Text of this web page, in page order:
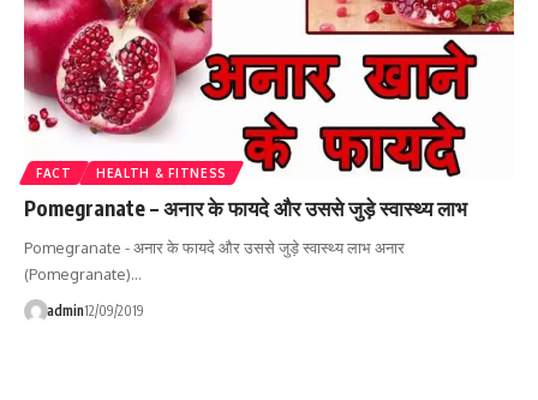
FACT HEALTH & FITNESS
Pomegranate – अनार के फायदे और उससे जुड़े स्वास्थ्य लाभ
Pomegranate - अनार के फायदे और उससे जुड़े स्वास्थ्य लाभ अनार
(Pomegranate)…
admin12/09/2019